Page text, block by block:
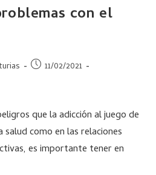
con el
11/02/2021
que la adicción al juego de
como en las relaciones
es importante tener en